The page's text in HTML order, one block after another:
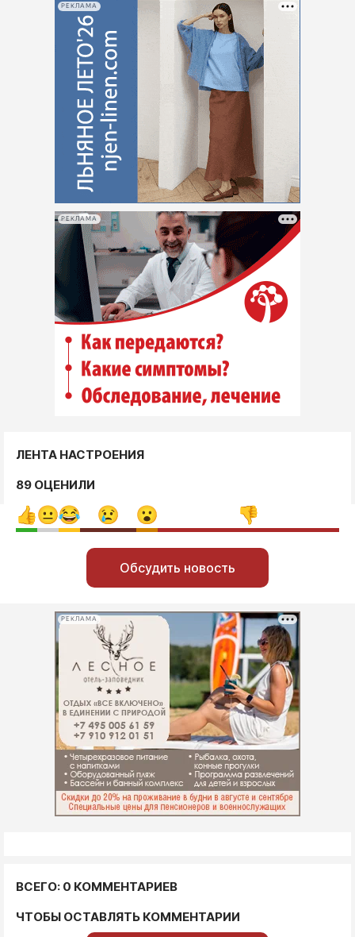
РЕКЛАМА
РЕКЛАМА
ЛЕНТА НАСТРОЕНИЯ
89 ОЦЕНИЛИ
Обсудить новость
РЕКЛАМА
ВСЕГО: 0 КОММЕНТАРИЕВ
ЧТОБЫ ОСТАВЛЯТЬ КОММЕНТАРИИ